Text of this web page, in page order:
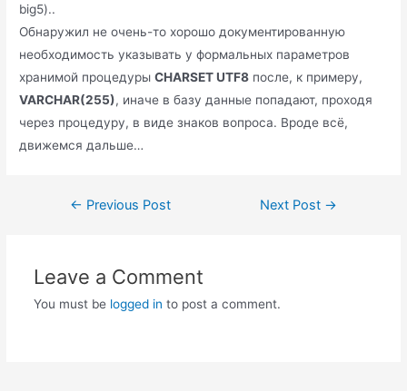
big5)..
Обнаружил не очень-то хорошо документированную
необходимость указывать у формальных параметров
хранимой процедурыCHARSET UTF8 после, к примеру,
VARCHAR(255), иначе в базу данные попадают, проходя
через процедуру, в виде знаков вопроса. Вроде всё,
движемся дальше…
Post← Previous Post Next Post →
Leave a Comment
You must be logged in to post a comment.